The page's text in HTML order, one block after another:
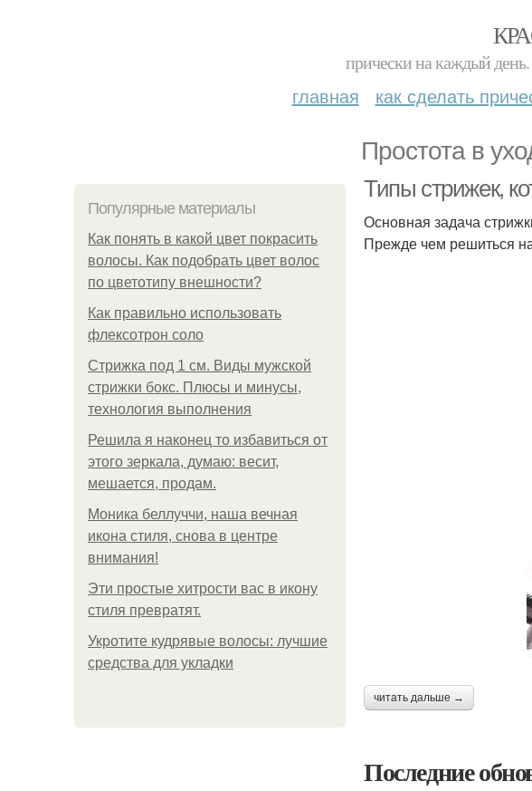
прически на каждый
главная как сделать
Простота в
Популярные материалы
Как понять в какой цвет покрасить
волосы. Как подобрать цвет волос
по цветотипу внешности?
Как правильно использовать
флексотрон соло
Стрижка под 1 см. Виды мужской
стрижки бокс. Плюсы и минусы,
технология выполнения
Решила я наконец то избавиться от
этого зеркала, думаю: весит,
мешается, продам.
Моника беллуччи, наша вечная
икона стиля, снова в центре
внимания!
Эти простые хитрости вас в икону
стиля превратят.
Укротите кудрявые волосы: лучшие
средства для укладки
Типы стрижек,
Основная задача
Прежде чем решиться
читать дальше →
Последние